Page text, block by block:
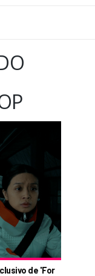
de 'For